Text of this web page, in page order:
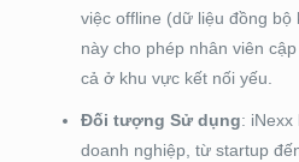
việc offline (dữ liệu đồng
này cho phép nhân viên
cả ở khu vực kết nối yếu.
Đối tượng Sử dụng: iNexx
doanh nghiệp, từ startup